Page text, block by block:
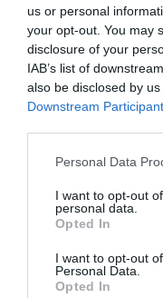
us or personal
your opt-out. You may
disclosure of your
IAB’s list of
also be disclosed by
Downstream
Personal Data
I want to opt-out
personal data.
Opted In
I want to opt-out
Personal Data.
Opted In
Σχετικά Άρθρα